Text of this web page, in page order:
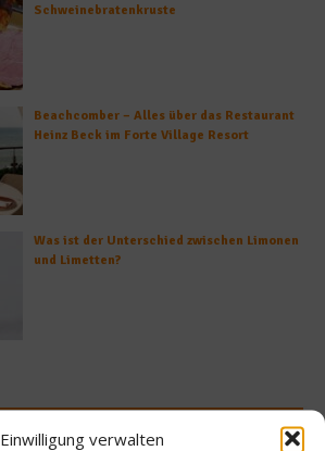
Einwilligung verwalten
Schweinebratenkruste
Beachcomber – Alles über das Restaurant
Heinz Beck im Forte Village Resort
Was ist der Unterschied zwischen Limonen
und Limetten?